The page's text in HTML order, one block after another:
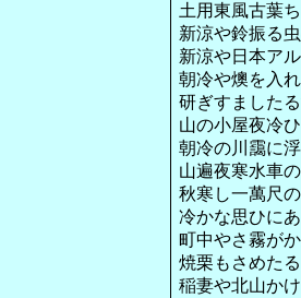
土用東風古葉
新涼や鈴振る
新涼や日本ア
朝冷や燠を入
研ぎすました
山の小屋夜冷
朝冷の川靄に
山遍夜寒水車
秋寒し一萬尺
冷かな思ひに
町中やさ霧が
焼栗もさめた
稲妻や北山か